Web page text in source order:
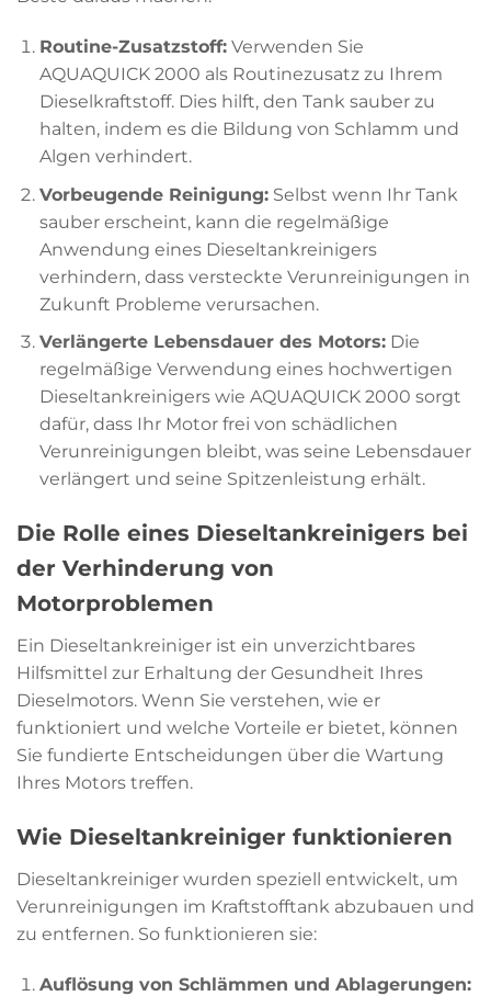
Routine-Zusatzstoff:Verwenden Sie
AQUAQUICK 2000 als Routinezusatz zu Ihrem
Dieselkraftstoff. Dies hilft, den Tank sauber zu
halten, indem es die Bildung von Schlamm und
Algen verhindert.
Vorbeugende Reinigung:Selbst wenn Ihr Tank
sauber erscheint, kann die regelmäßige
Anwendung eines Dieseltankreinigers
verhindern, dass versteckte Verunreinigungen in
Zukunft Probleme verursachen.
Verlängerte Lebensdauer des Motors:Die
regelmäßige Verwendung eines hochwertigen
Dieseltankreinigers wie AQUAQUICK 2000 sorgt
dafür, dass Ihr Motor frei von schädlichen
Verunreinigungen bleibt, was seine Lebensdauer
verlängert und seine Spitzenleistung erhält.
Die Rolle eines Dieseltankreinigers bei
der Verhinderung von
Motorproblemen
Ein Dieseltankreiniger ist ein unverzichtbares
Hilfsmittel zur Erhaltung der Gesundheit Ihres
Dieselmotors. Wenn Sie verstehen, wie er
funktioniert und welche Vorteile er bietet, können
Sie fundierte Entscheidungen über die Wartung
Ihres Motors treffen.
Wie Dieseltankreiniger funktionieren
Dieseltankreiniger wurden speziell entwickelt, um
Verunreinigungen im Kraftstofftank abzubauen und
zu entfernen. So funktionieren sie:
Auflösung von Schlämmen und Ablagerungen: